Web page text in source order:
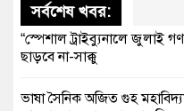
সর্বশেষ খবর:
“স্পেশাল ট্রাইব্যুনালে জুলাই
ছাড়বে না-সাক্কু
ভাষা সৈনিক অজিত গুহ